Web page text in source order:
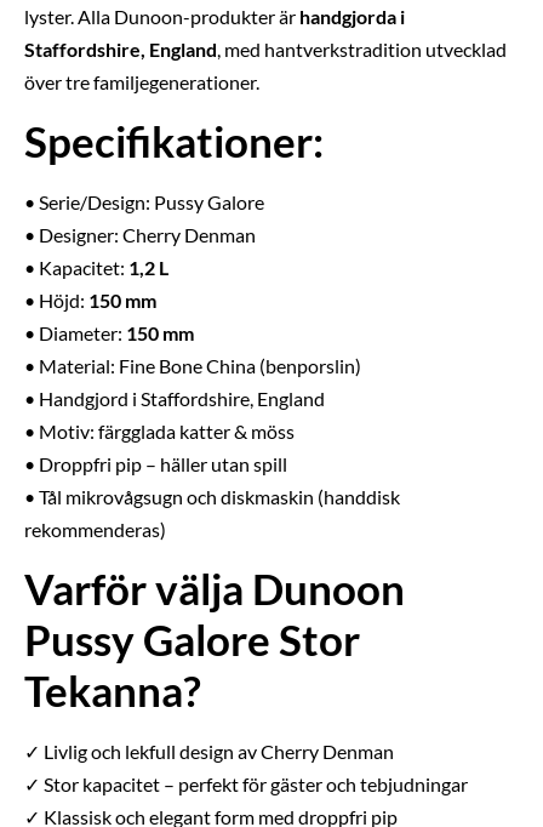
lyster. Alla Dunoon-produkter är handgjorda i
Staffordshire, England , med hantverkstradition utvecklad
över tre familjegenerationer.
Specifikationer:
• Serie/Design: Pussy Galore
• Designer: Cherry Denman
• Kapacitet: 1,2 L
• Höjd: 150 mm
• Diameter: 150 mm
• Material: Fine Bone China (benporslin)
• Handgjord i Staffordshire, England
• Motiv: färgglada katter & möss
• Droppfri pip – häller utan spill
• Tål mikrovågsugn och diskmaskin (handdisk
rekommenderas)
Varför välja Dunoon
Pussy Galore Stor
Tekanna?
✓ Livlig och lekfull design av Cherry Denman
✓ Stor kapacitet – perfekt för gäster och tebjudningar
✓ Klassisk och elegant form med droppfri pip